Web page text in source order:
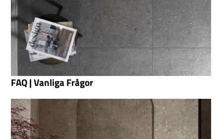
FAQ | Vanliga Frågor